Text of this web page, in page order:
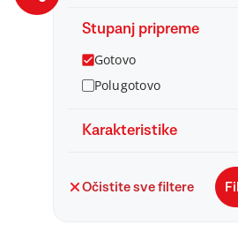
Stupanj pripreme
Gotovo
Polugotovo
Karakteristike
Očistite sve filtere